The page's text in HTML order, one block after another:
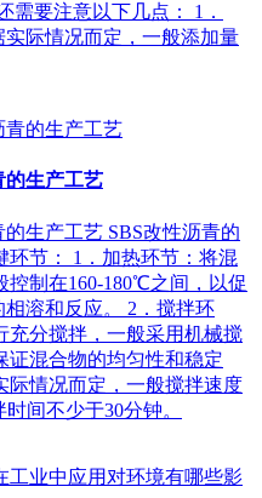
需要注意以下几点： 1．
际情况而定，一般添加量
的生产工艺
生产工艺 SBS改性沥青的
节： 1．加热环节：将混
控制在160-180℃之间，以促
溶和反应。 2．搅拌环
充分搅拌，一般采用机械搅
证混合物的均匀性和稳定
际情况而定，一般搅拌速度
间不少于30分钟。